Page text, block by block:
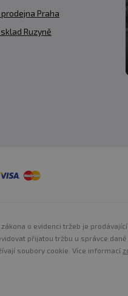
Praha
Ruzyně
zákona o evidenci tržeb je
přijatou tržbu u správce
soubory cookie. Více informací